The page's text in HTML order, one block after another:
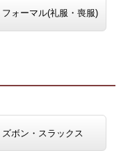
フォーマル(礼服・喪服)
ズボン・スラックス